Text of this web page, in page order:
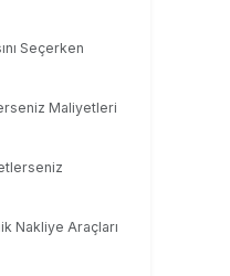
Seçerken
Maliyetleri
Nakliye Araçları